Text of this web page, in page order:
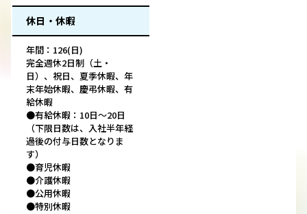
休日・休暇
年間：126(日)
完全週休2日制（土・
日）、祝日、夏季休暇、年
末年始休暇、慶弔休暇、有
給休暇
●有給休暇：10日～20日
（下限日数は、入社半年経
過後の付与日数となりま
す）
●育児休暇
●介護休暇
●公用休暇
●特別休暇